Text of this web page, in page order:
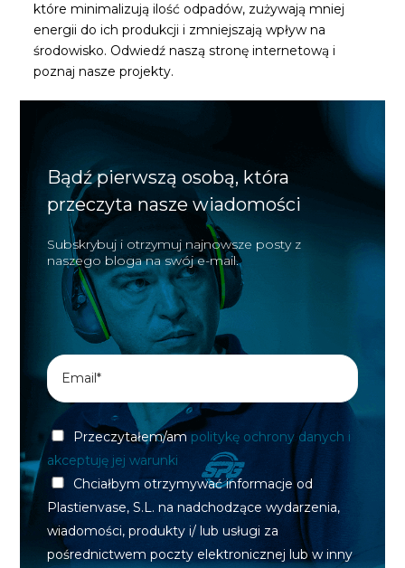
które minimalizują ilość odpadów, zużywają mniej
energii do ich produkcji i zmniejszają wpływ na
środowisko. Odwiedź naszą stronę internetową i
poznaj nasze projekty.
Bądź pierwszą osobą, która
przeczyta nasze wiadomości
Subskrybuj i otrzymuj najnowsze posty z
naszego bloga na swój e-mail.
Przeczytałem/ampolitykę ochrony danych i
akceptuję jej warunki
Chciałbym otrzymywać informacje od
Plastienvase, S.L. na nadchodzące wydarzenia,
wiadomości, produkty i/ lub usługi za
pośrednictwem poczty elektronicznej lub w inny